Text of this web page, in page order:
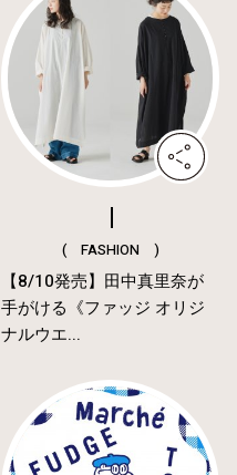
( FASHION )
【8/10発売】田中真里奈が
手がける《ファッジ オリジ
ナルウエ...